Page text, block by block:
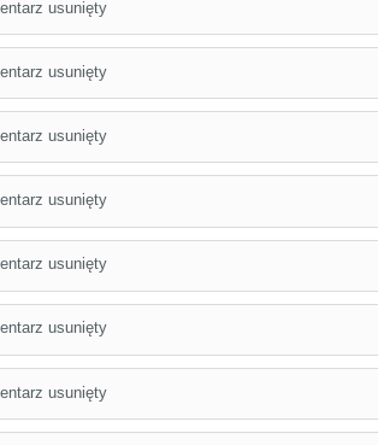
usunięty
usunięty
usunięty
usunięty
usunięty
usunięty
usunięty